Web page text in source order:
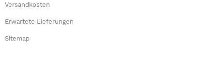
Versandkosten
Erwartete Lieferungen
Sitemap